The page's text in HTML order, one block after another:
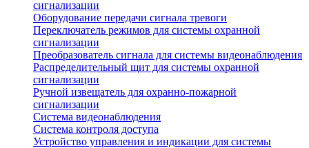
сигнализации
Оборудование передачи сигнала тревоги
Переключатель режимов для системы охранной
сигнализации
Преобразователь сигнала для системы видеонаблюдения
Распределительный щит для системы охранной
сигнализации
Ручной извещатель для охранно-пожарной
сигнализации
Система видеонаблюдения
Система контроля доступа
Устройство управления и индикации для системы